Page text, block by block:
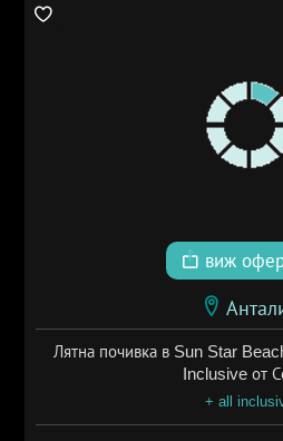
виж
Лятна почивка в Sun Star
Inclusive от
+ all